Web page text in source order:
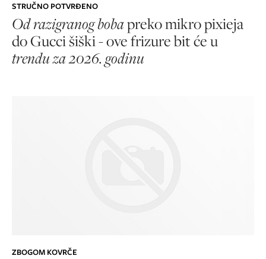
STRUČNO POTVRĐENO
Od razigranog bobapreko mikro pixieja
do Gucci šiški - ove frizure bit će u
trendu za 2026. godinu
ZBOGOM KOVRČE